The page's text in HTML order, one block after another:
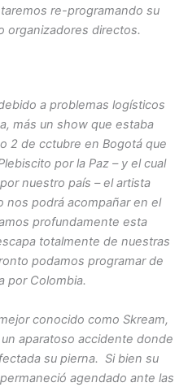
re-programando su
organizadores directos.
a problemas logísticos
más un show que estaba
2 de cctubre en Bogotá que
por la Paz – y el cual
nuestro país – el artista
nos podrá acompañar en el
profundamente esta
totalmente de nuestras
podamos programar de
por Colombia.
conocido como Skream,
aparatoso accidente donde
su pierna. Si bien su
agendado ante las